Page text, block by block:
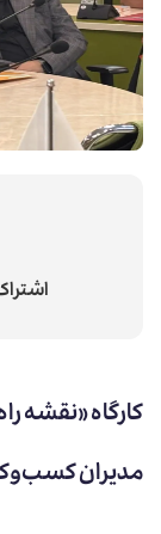
کارگاه «نقشه
مدیران